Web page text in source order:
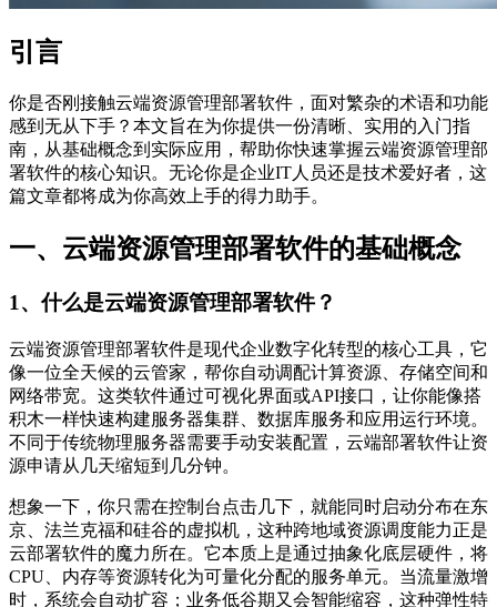
引言
你是否刚接触云端资源管理部署软件，面对繁杂的术语和功能
感到无从下手？本文旨在为你提供一份清晰、实用的入门指
南，从基础概念到实际应用，帮助你快速掌握云端资源管理部
署软件的核心知识。无论你是企业IT人员还是技术爱好者，这
篇文章都将成为你高效上手的得力助手。
一、云端资源管理部署软件的基础概念
1、什么是云端资源管理部署软件？
云端资源管理部署软件是现代企业数字化转型的核心工具，它
像一位全天候的云管家，帮你自动调配计算资源、存储空间和
网络带宽。这类软件通过可视化界面或API接口，让你能像搭
积木一样快速构建服务器集群、数据库服务和应用运行环境。
不同于传统物理服务器需要手动安装配置，云端部署软件让资
源申请从几天缩短到几分钟。
想象一下，你只需在控制台点击几下，就能同时启动分布在东
京、法兰克福和硅谷的虚拟机，这种跨地域资源调度能力正是
云部署软件的魔力所在。它本质上是通过抽象化底层硬件，将
CPU、内存等资源转化为可量化分配的服务单元。当流量激增
时，系统会自动扩容；业务低谷期又会智能缩容，这种弹性特